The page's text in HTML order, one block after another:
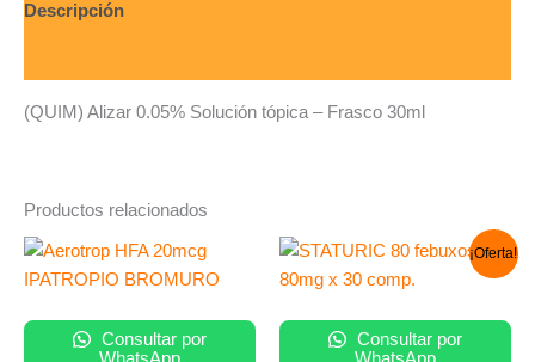
Descripción
(QUIM) Alizar 0.05% Solución tópica – Frasco 30ml
Productos relacionados
Consultar por
¡Oferta!
Consultar por
El
original
El